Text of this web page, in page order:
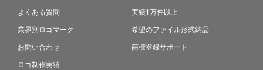
よくある質問
業界別ロゴマーク
お問い合わせ
ロゴ制作実績
実績1万件以上
希望のファイル形式納品
商標登録サポート